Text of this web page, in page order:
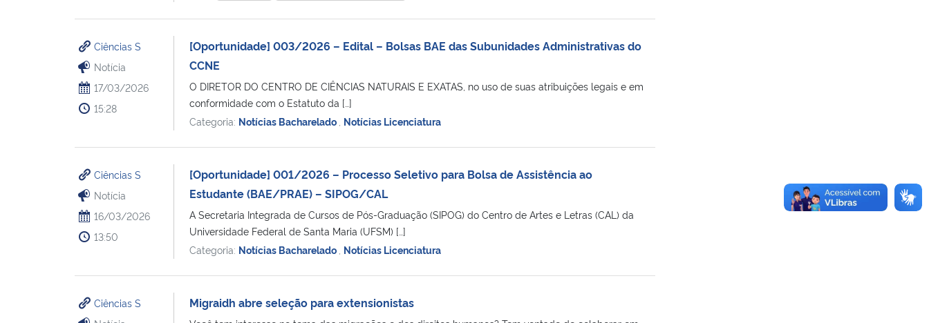
Ciências S
Notícia
17/03/2026
15:28
[Oportunidade] 003/2026 – Edital – Bolsas BAE das Subunidades Administrativas do
CCNE
O DIRETOR DO CENTRO DE CIÊNCIAS NATURAIS E EXATAS, no uso de suas atribuições legais e em
conformidade com o Estatuto da […]
Categoria: Notícias Bacharelado Notícias Licenciatura
Ciências S
Notícia
16/03/2026
13:50
[Oportunidade] 001/2026 – Processo Seletivo para Bolsa de Assistência ao
Estudante (BAE/PRAE) – SIPOG/CAL
A Secretaria Integrada de Cursos de Pós-Graduação (SIPOG) do Centro de Artes e Letras (CAL) da
Universidade Federal de Santa Maria (UFSM) […]
Categoria: Notícias Bacharelado Notícias Licenciatura
Ciências S
Migraidh abre seleção para extensionistas